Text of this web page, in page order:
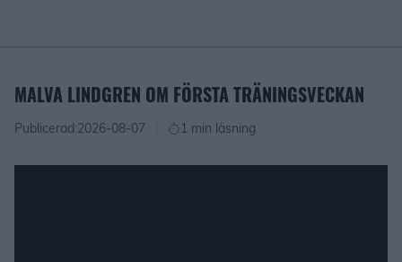
MALVA LINDGREN OM FÖRSTA TRÄNINGSVECKAN
Publicerad:2026-08-07 1 min läsning